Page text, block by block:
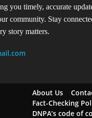
you timely, accurate
community. Stay
story matters.
About Us
Fact-Checking
DNPA’s code of